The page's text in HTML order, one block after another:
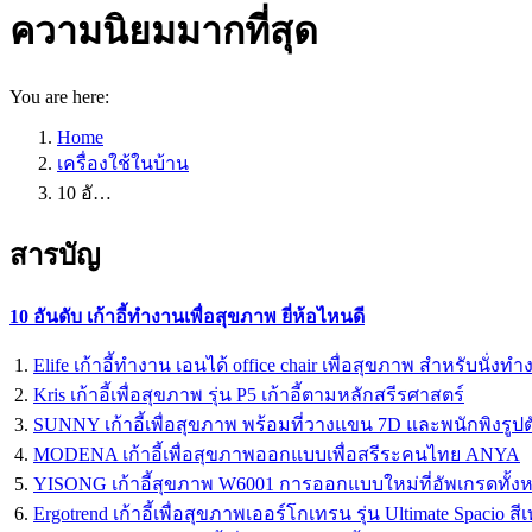
ความนิยมมากที่สุด
You are here:
Home
เครื่องใช้ในบ้าน
10 อั…
สารบัญ
10 อันดับ เก้าอี้ทำงานเพื่อสุขภาพ ยี่ห้อไหนดี
Elife เก้าอี้ทำงาน เอนได้ office chair เพื่อสุขภาพ สำหรับนั่งทำ
Kris เก้าอี้เพื่อสุขภาพ รุ่น P5 เก้าอี้ตามหลักสรีรศาสตร์
SUNNY เก้าอี้เพื่อสุขภาพ พร้อมที่วางแขน 7D และพนักพิงรูป
MODENA เก้าอี้เพื่อสุขภาพออกแบบเพื่อสรีระคนไทย ANYA
YISONG เก้าอี้สุขภาพ W6001 การออกแบบใหม่ที่อัพเกรดทั้ง
Ergotrend เก้าอี้เพื่อสุขภาพเออร์โกเทรน รุ่น Ultimate Spacio สี